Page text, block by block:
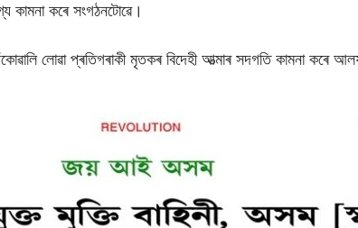
কৰে সংগঠনটোৱে।
লোৱা প্ৰতিগৰাকী মৃতকৰ বিদেহী আত্মাৰ সদগতি কামনা কৰে